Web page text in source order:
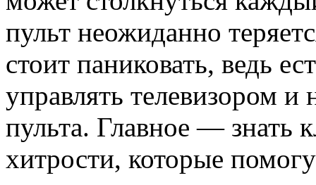
пульт неожиданно
стоит паниковать, ведь
управлять телевизором и
пульта. Главное — знать
хитрости, которые